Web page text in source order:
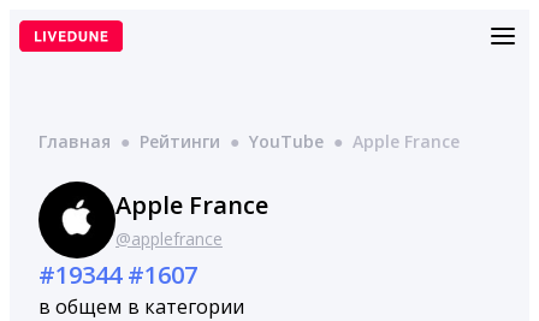
Перейти
Главная ● Рейтинги ● YouTube ● Apple France
Apple France
@applefrance
#19344
в общем
#1607
в категории